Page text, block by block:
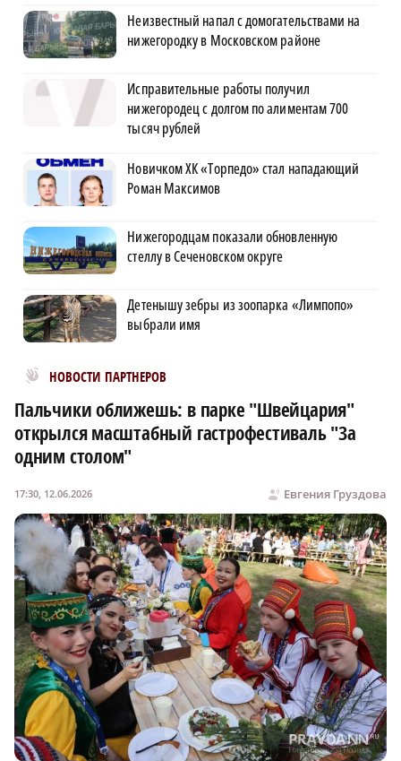
Неизвестный напал с домогательствами на
нижегородку в Московском районе
Исправительные работы получил
нижегородец с долгом по алиментам 700
тысяч рублей
Новичком ХК «Торпедо» стал нападающий
Роман Максимов
Нижегородцам показали обновленную
стеллу в Сеченовском округе
Детенышу зебры из зоопарка «Лимпопо»
выбрали имя
НОВОСТИ ПАРТНЕРОВ
Новости МирТесен
Пальчики оближешь: в парке "Швейцария"
открылся масштабный гастрофестиваль "За
одним столом"
Евгения Груздова
17:30, 12.06.2026